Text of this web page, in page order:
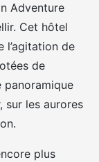
Adventure
Cet hôtel
l’agitation de
de
panoramique
sur les aurores
plus